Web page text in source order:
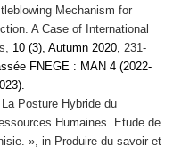
Mechanism for
A Case of International
, 10 (3), Autumn 2020, 231-
FNEGE : MAN 4 (2022-
Posture Hybride du
Humaines. Etude de
», in Produire du savoir et